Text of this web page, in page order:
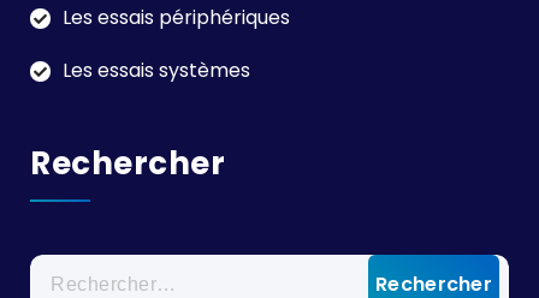
Les essais périphériques
Les essais systèmes
Rechercher
Rechercher :